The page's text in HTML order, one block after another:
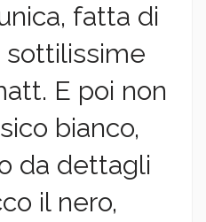
fatta di
E poi non
bianco,
da dettagli
il nero,